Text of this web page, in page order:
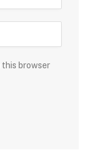
this browser